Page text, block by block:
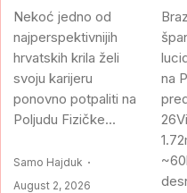
Nekoć jedno od
najperspektivnijih
hrvatskih krila želi
svoju karijeru
ponovno potpaliti na
Poljudu Fizičke...
Samo Hajduk
August 2, 2026
na